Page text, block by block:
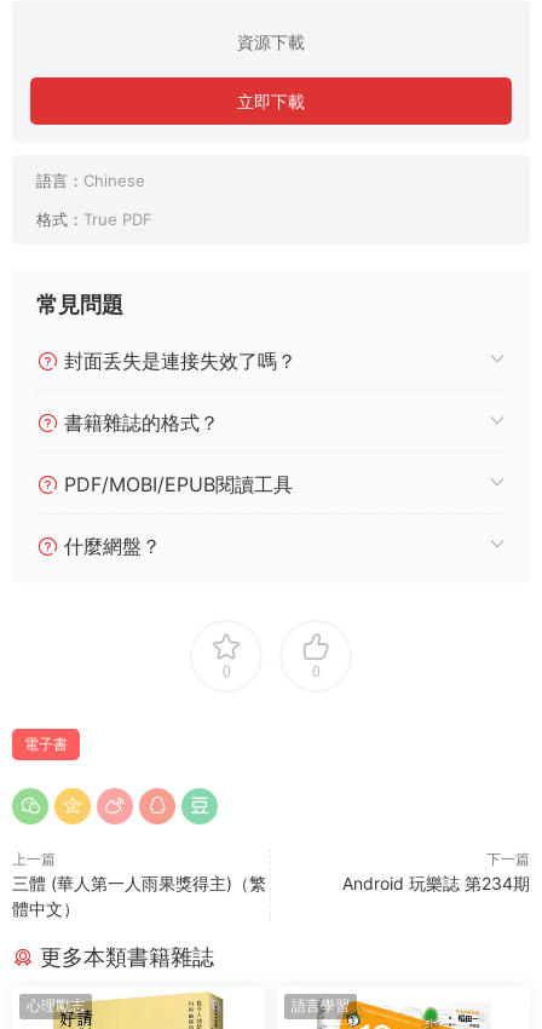
資源下載
立即下載
語言： Chinese
格式： True PDF
常見問題
封面丢失是連接失效了嗎？
書籍雜誌的格式？
PDF/MOBI/EPUB閱讀工具
什麼網盤？
0 0
電子書
上一篇
三體 (華人第一人雨果獎得主)（繁
體中文）
下一篇
Android 玩樂誌 第234期
更多本類書籍雜誌
心理勵志 語言學習